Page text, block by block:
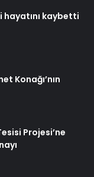
hayatını kaybetti
Konağı’nın
Projesi’ne